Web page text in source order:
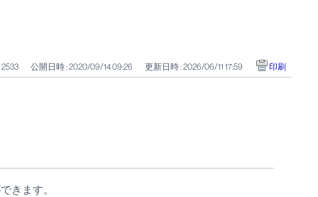
2533 公開日時 : 2020/09/14 09:26 更新日時 : 2026/06/11 17:59 印刷
きます。